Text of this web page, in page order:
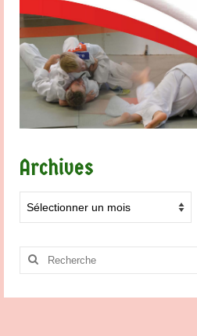
Archives
Rechercher